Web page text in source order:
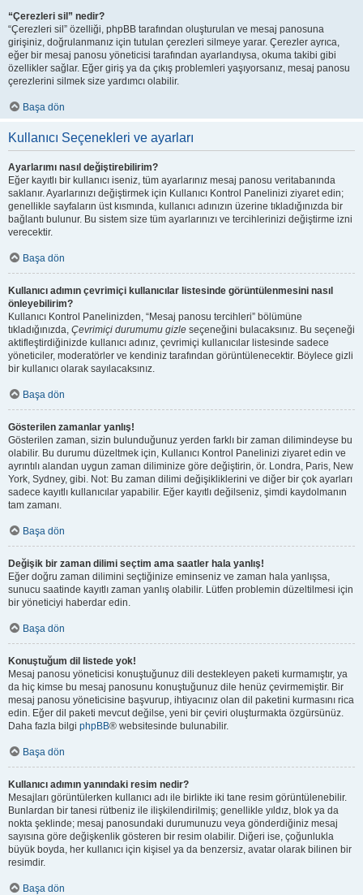
“Çerezleri sil” nedir?
“Çerezleri sil” özelliği, phpBB tarafından oluşturulan ve mesaj panosuna
girişiniz, doğrulanmanız için tutulan çerezleri silmeye yarar. Çerezler ayrıca,
eğer bir mesaj panosu yöneticisi tarafından ayarlandıysa, okuma takibi gibi
özellikler sağlar. Eğer giriş ya da çıkış problemleri yaşıyorsanız, mesaj panosu
çerezlerini silmek size yardımcı olabilir.
Başa dön
Kullanıcı Seçenekleri ve ayarları
Ayarlarımı nasıl değiştirebilirim?
Eğer kayıtlı bir kullanıcı iseniz, tüm ayarlarınız mesaj panosu veritabanında
saklanır. Ayarlarınızı değiştirmek için Kullanıcı Kontrol Panelinizi ziyaret edin;
genellikle sayfaların üst kısmında, kullanıcı adınızın üzerine tıkladığınızda bir
bağlantı bulunur. Bu sistem size tüm ayarlarınızı ve tercihlerinizi değiştirme izni
verecektir.
Başa dön
Kullanıcı adımın çevrimiçi kullanıcılar listesinde görüntülenmesini nasıl
önleyebilirim?
Kullanıcı Kontrol Panelinizden, “Mesaj panosu tercihleri” bölümüne
tıkladığınızda, Çevrimiçi durumumu gizle seçeneğini bulacaksınız. Bu seçeneği
aktifleştirdiğinizde kullanıcı adınız, çevrimiçi kullanıcılar listesinde sadece
yöneticiler, moderatörler ve kendiniz tarafından görüntülenecektir. Böylece gizli
bir kullanıcı olarak sayılacaksınız.
Başa dön
Gösterilen zamanlar yanlış!
Gösterilen zaman, sizin bulunduğunuz yerden farklı bir zaman dilimindeyse bu
olabilir. Bu durumu düzeltmek için, Kullanıcı Kontrol Panelinizi ziyaret edin ve
ayrıntılı alandan uygun zaman diliminize göre değiştirin, ör. Londra, Paris, New
York, Sydney, gibi. Not: Bu zaman dilimi değişikliklerini ve diğer bir çok ayarları
sadece kayıtlı kullanıcılar yapabilir. Eğer kayıtlı değilseniz, şimdi kaydolmanın
tam zamanı.
Başa dön
Değişik bir zaman dilimi seçtim ama saatler hala yanlış!
Eğer doğru zaman dilimini seçtiğinize eminseniz ve zaman hala yanlışsa,
sunucu saatinde kayıtlı zaman yanlış olabilir. Lütfen problemin düzeltilmesi için
bir yöneticiyi haberdar edin.
Başa dön
Konuştuğum dil listede yok!
Mesaj panosu yöneticisi konuştuğunuz dili destekleyen paketi kurmamıştır, ya
da hiç kimse bu mesaj panosunu konuştuğunuz dile henüz çevirmemiştir. Bir
mesaj panosu yöneticisine başvurup, ihtiyacınız olan dil paketini kurmasını rica
edin. Eğer dil paketi mevcut değilse, yeni bir çeviri oluşturmakta özgürsünüz.
Daha fazla bilgi phpBB® websitesinde bulunabilir.
Başa dön
Kullanıcı adımın yanındaki resim nedir?
Mesajları görüntülerken kullanıcı adı ile birlikte iki tane resim görüntülenebilir.
Bunlardan bir tanesi rütbeniz ile ilişkilendirilmiş; genellikle yıldız, blok ya da
nokta şeklinde; mesaj panosundaki durumunuzu veya gönderdiğiniz mesaj
sayısına göre değişkenlik gösteren bir resim olabilir. Diğeri ise, çoğunlukla
büyük boyda, her kullanıcı için kişisel ya da benzersiz, avatar olarak bilinen bir
resimdir.
Başa dön